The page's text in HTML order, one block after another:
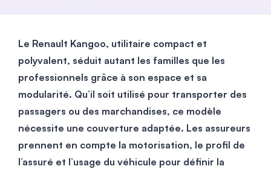
Le Renault Kangoo, utilitaire compact et
polyvalent, séduit autant les familles que les
professionnels grâce à son espace et sa
modularité. Qu’il soit utilisé pour transporter des
passagers ou des marchandises, ce modèle
nécessite une couverture adaptée. Les assureurs
prennent en compte la motorisation, le profil de
l’assuré et l’usage du véhicule pour définir la